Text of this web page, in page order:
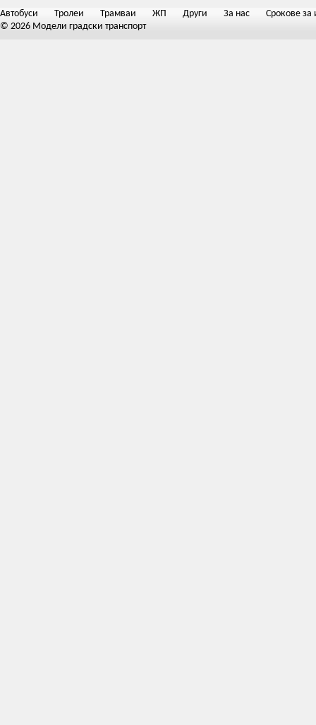
Автобуси Тролеи Трамваи ЖП Други За нас
Срокове за
© 2026 Модели градски транспорт